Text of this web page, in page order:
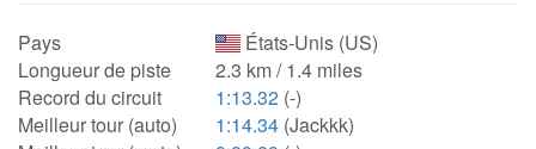
Pays
États-Unis (US)
Longueur de piste
2.3 km / 1.4 miles
Record du circuit
1:13.32 (-)
Meilleur tour (auto)
1:14.34 (Jackkk)